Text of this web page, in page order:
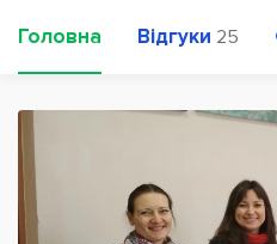
Головна Відгуки 25